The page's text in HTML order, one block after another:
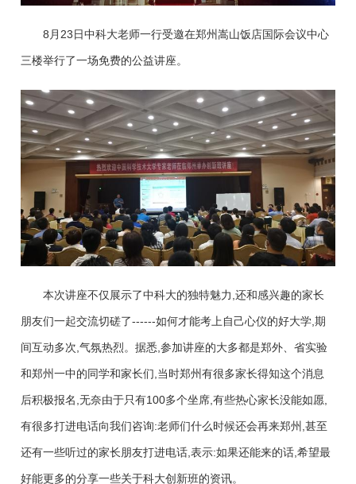
8月23日中科大老师一行受邀在郑州嵩山饭店国际会议中心
三楼举行了一场免费的公益讲座。
本次讲座不仅展示了中科大的独特魅力,还和感兴趣的家长
朋友们一起交流切磋了------如何才能考上自己心仪的好大学,期
间互动多次,气氛热烈。据悉,参加讲座的大多都是郑外、省实验
和郑州一中的同学和家长们,当时郑州有很多家长得知这个消息
后积极报名,无奈由于只有100多个坐席,有些热心家长没能如愿,
有很多打进电话向我们咨询:老师们什么时候还会再来郑州,甚至
还有一些听过的家长朋友打进电话,表示:如果还能来的话,希望最
好能更多的分享一些关于科大创新班的资讯。